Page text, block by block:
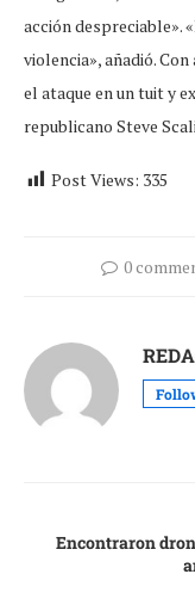
acción despreciable».
violencia», añadió.
el ataque en un tuit y
republicano Steve
Post Views: 335
0
Encontraron